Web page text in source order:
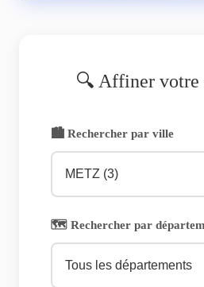
🔍 Affiner votre
🏙️ Rechercher par ville
🗺️ Rechercher par